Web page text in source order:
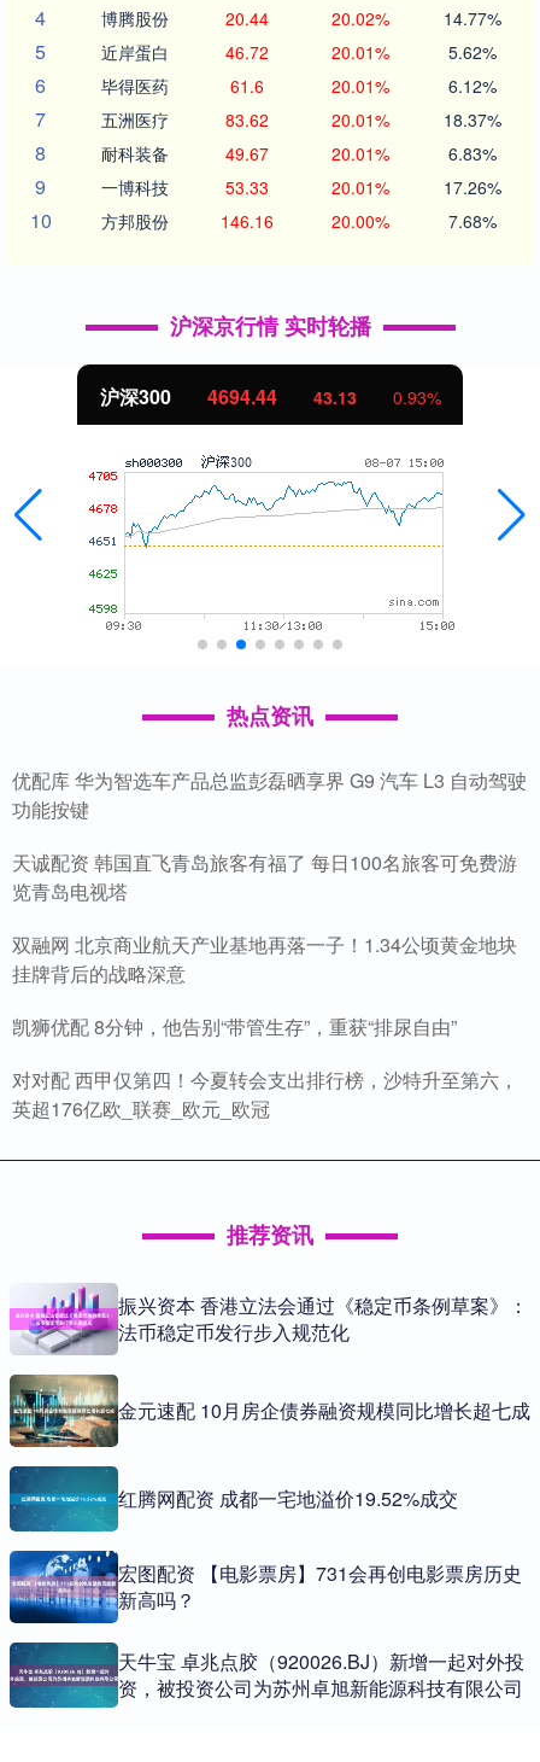
4 博腾股份 20.44 20.02% 14.77%
5 近岸蛋白 46.72 20.01% 5.62%
6 毕得医药 61.6 20.01% 6.12%
7 五洲医疗 83.62 20.01% 18.37%
8 耐科装备 49.67 20.01% 6.83%
9 一博科技 53.33 20.01% 17.26%
10 方邦股份 146.16 20.00% 7.68%
沪深京行情 实时轮播
北证50 1134.24
热点资讯
优配库 华为智选车产品总监彭磊晒享界 G9 汽车 L3 自动驾驶
功能按键
天诚配资 韩国直飞青岛旅客有福了 每日100名旅客可免费游
览青岛电视塔
双融网 北京商业航天产业基地再落一子！1.34公顷黄金地块
挂牌背后的战略深意
凯狮优配 8分钟，他告别“带管生存”，重获“排尿自由”
对对配 西甲仅第四！今夏转会支出排行榜，沙特升至第六，
英超176亿欧_联赛_欧元_欧冠
推荐资讯
振兴资本 香港立法会通过《稳定币条例草案》：
法币稳定币发行步入规范化
金元速配 10月房企债券融资规模同比增长超七成
红腾网配资 成都一宅地溢价19.52%成交
宏图配资 【电影票房】731会再创电影票房历史
新高吗？
天牛宝 卓兆点胶（920026.BJ）新增一起对外投
资，被投资公司为苏州卓旭新能源科技有限公司